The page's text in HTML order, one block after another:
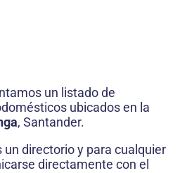
un listado de
ubicados en la
, Santander.
un directorio y para cualquier
directamente con el